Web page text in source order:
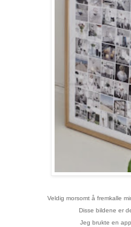
Veldig morsomt å fremkalle
Disse bildene er
Jeg brukte en